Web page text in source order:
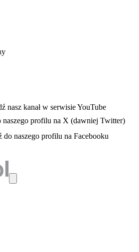
w nowej karcie
się w nowej karcie
nasz kanał w serwisie YouTube
karcie
naszego profilu na X (dawniej Twitter)
się w nowej karcie
do naszego profilu na Facebooku